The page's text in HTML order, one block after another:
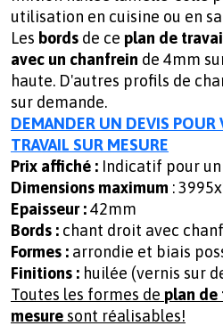
utilisation en cuisine ou en
Les bords de ce plan de
avec un chanfrein de 4mm
haute. D'autres profils de
sur demande.
DEMANDER UN DEVIS POUR
TRAVAIL SUR MESURE
Prix affiché : Indicatif pour un
Dimensions maximum :
Epaisseur :42mm
Bords : chant droit avec
Formes : arrondie et biais
Finitions : huilée (vernis sur
Toutes les formes de plan de
mesuresont réalisables!